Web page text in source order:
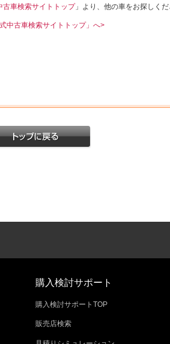
古車検索サイトトップ」より、他の車をお探しくだ
中古車検索サイトトップ」へ>
購入検討サポート
購入検討サポートTOP
販売店検索